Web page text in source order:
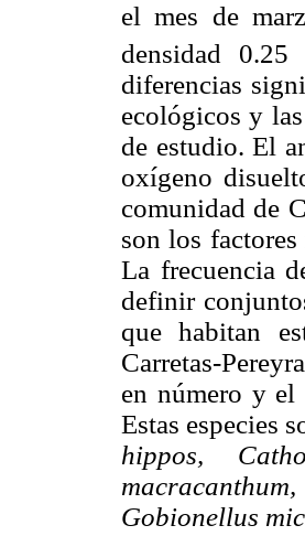
el mes de
densidad 0.25
diferencias
ecológicos y
de estudio. El
oxígeno
comunidad de
son los
La frecuencia
definir
que habitan
Carretas-
en número y el
Estas especies
hippos,
Gobionellus